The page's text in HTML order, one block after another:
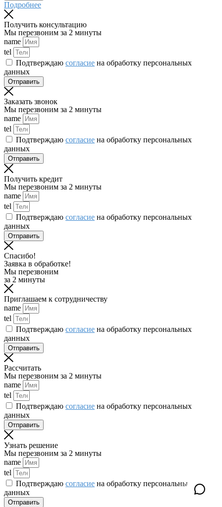
Подробнее
Получить консультацию
Мы перезвоним за 2 минуты
name
tel
Подтверждаю согласие на обработку персональных
данных
Отправить
Заказать звонок
Мы перезвоним за 2 минуты
name
tel
Подтверждаю согласие на обработку персональных
данных
Отправить
Получить кредит
Мы перезвоним за 2 минуты
name
tel
Подтверждаю согласие на обработку персональных
данных
Отправить
Спасибо!
Заявка в обработке!
Мы перезвоним
за 2 минуты
Приглашаем к сотрудничеству
name
tel
Подтверждаю согласие на обработку персональных
данных
Отправить
Рассчитать
Мы перезвоним за 2 минуты
name
tel
Подтверждаю согласие на обработку персональных
данных
Отправить
Узнать решение
Мы перезвоним за 2 минуты
name
tel
Подтверждаю согласие на обработку персональных
данных
Отправить